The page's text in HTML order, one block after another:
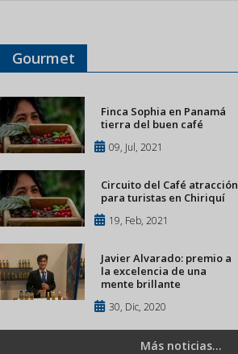
Gourmet
Finca Sophia en Panamá
tierra del buen café
09, Jul, 2021
Circuito del Café atracción
para turistas en Chiriquí
19, Feb, 2021
Javier Alvarado: premio a
la excelencia de una
mente brillante
30, Dic, 2020
Más noticias...